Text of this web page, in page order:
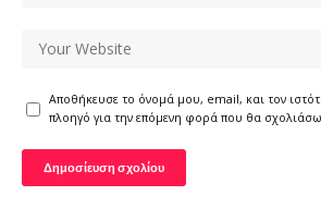
Αποθήκευσε το όνομά μου, email, και τον
πλοηγό για την επόμενη φορά που θα